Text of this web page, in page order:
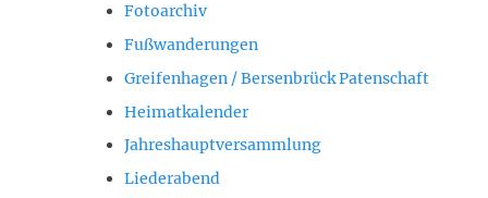
Fotoarchiv
Fußwanderungen
Greifenhagen / Bersenbrück Patenschaft
Heimatkalender
Jahreshauptversammlung
Liederabend